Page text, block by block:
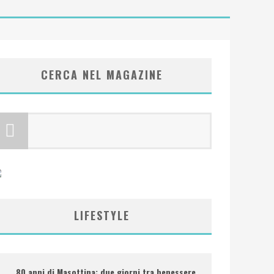
CERCA NEL MAGAZINE
LIFESTYLE